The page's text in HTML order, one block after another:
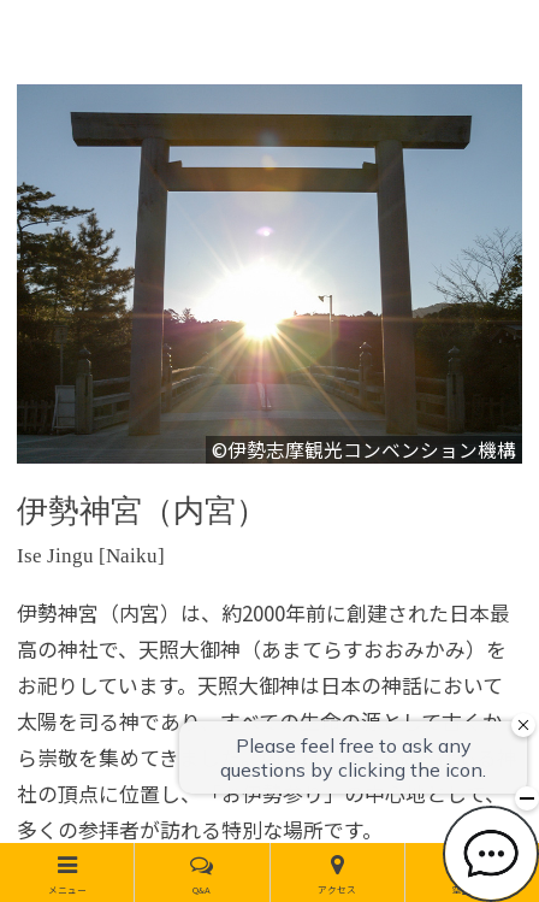
©伊勢志摩観光コンベンション機構
伊勢神宮（内宮）
Ise Jingu [Naiku]
伊勢神宮（内宮）は、約2000年前に創建された日本最
高の神社で、天照大御神（あまてらすおおみかみ）を
お祀りしています。天照大御神は日本の神話において
太陽を司る神であり、すべての生命の源として古くか
ら崇敬を集めてきました。内宮は、全国約8万社ある神
社の頂点に位置し、「お伊勢参り」の中心地として、
多くの参拝者が訪れる特別な場所です。
境内には、壮大な正宮を中心に広大な自然が広がり、
メニュー Q&A アクセス 空室検索